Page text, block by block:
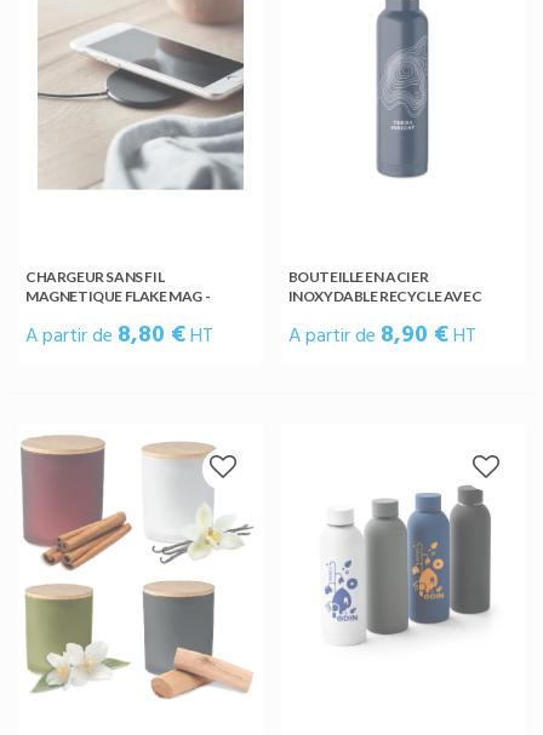
CHARGEUR SANS FIL
MAGNETIQUE FLAKE MAG -
A partir de 8,80 €HT
BOUTEILLE EN ACIER
INOXYDABLE RECYCLE AVEC
A partir de 8,90 €HT